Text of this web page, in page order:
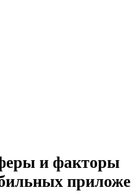
и факторы